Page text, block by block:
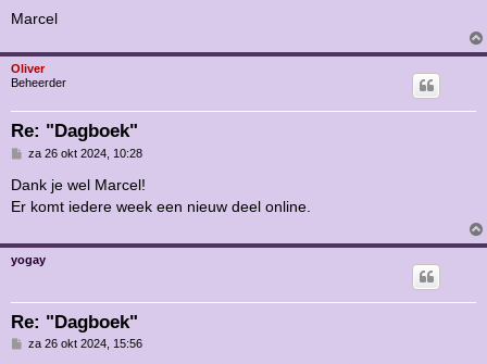
Marcel
Oliver
Beheerder
Re: "Dagboek"
B
r
i
c
za 26 okt 2024, 10:28
Dank je wel Marcel!
Er komt iedere week een nieuw deel online.
yogay
Re: "Dagboek"
Bza 26 okt 2024, 15:56